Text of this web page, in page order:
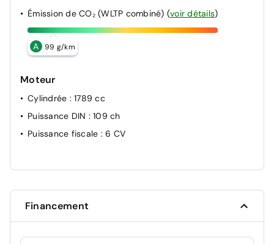
Émission de CO₂ (WLTP combiné) (voir détails)
A 99 g/km
Moteur
Cylindrée : 1789 cc
Puissance DIN : 109 ch
Puissance fiscale : 6 CV
Financement